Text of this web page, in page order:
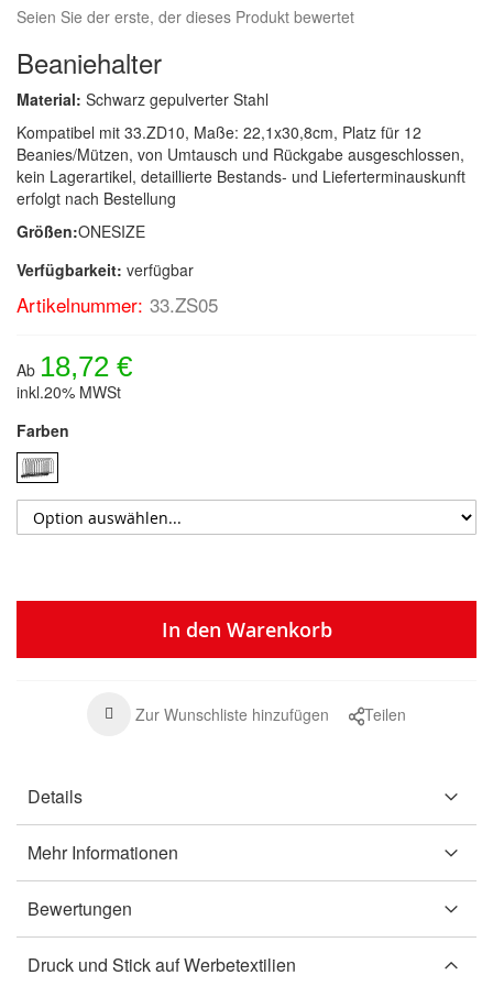
Seien Sie der erste, der dieses Produkt bewertet
Beaniehalter
Material: Schwarz gepulverter Stahl
Kompatibel mit 33.ZD10, Maße: 22,1x30,8cm, Platz für 12
Beanies/Mützen, von Umtausch und Rückgabe ausgeschlossen,
kein Lagerartikel, detaillierte Bestands- und Lieferterminauskunft
erfolgt nach Bestellung
Größen:ONESIZE
Verfügbarkeit: verfügbar
Artikelnummer: 33.ZS05
Ab 18,72 €
inkl.20% MWSt
Farben
In den Warenkorb
Zur Wunschliste hinzufügen Teilen
Details
Mehr Informationen
Bewertungen
Druck und Stick auf Werbetextilien